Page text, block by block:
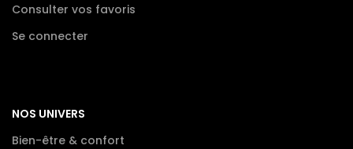
Consulter vos favoris
Se connecter
NOS UNIVERS
Bien-être & confort